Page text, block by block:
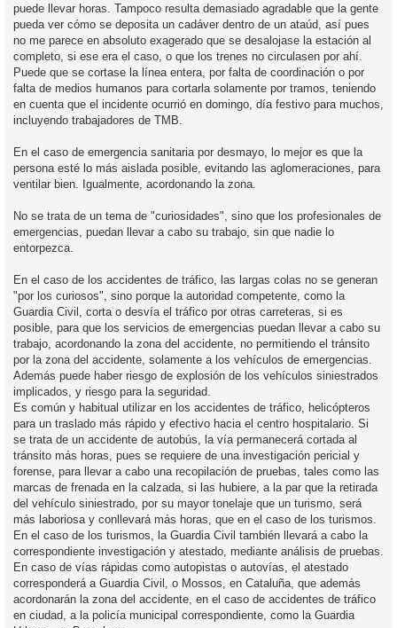
puede llevar horas. Tampoco resulta demasiado agradable que la gente
pueda ver cómo se deposita un cadáver dentro de un ataúd, así pues
no me parece en absoluto exagerado que se desalojase la estación al
completo, si ese era el caso, o que los trenes no circulasen por ahí.
Puede que se cortase la línea entera, por falta de coordinación o por
falta de medios humanos para cortarla solamente por tramos, teniendo
en cuenta que el incidente ocurrió en domingo, día festivo para muchos,
incluyendo trabajadores de TMB.
En el caso de emergencia sanitaria por desmayo, lo mejor es que la
persona esté lo más aislada posible, evitando las aglomeraciones, para
ventilar bien. Igualmente, acordonando la zona.
No se trata de un tema de "curiosidades", sino que los profesionales de
emergencias, puedan llevar a cabo su trabajo, sin que nadie lo
entorpezca.
En el caso de los accidentes de tráfico, las largas colas no se generan
"por los curiosos", sino porque la autoridad competente, como la
Guardia Civil, corta o desvía el tráfico por otras carreteras, si es
posible, para que los servicios de emergencias puedan llevar a cabo su
trabajo, acordonando la zona del accidente, no permitiendo el tránsito
por la zona del accidente, solamente a los vehículos de emergencias.
Además puede haber riesgo de explosión de los vehículos siniestrados
implicados, y riesgo para la seguridad.
Es común y habitual utilizar en los accidentes de tráfico, helicópteros
para un traslado más rápido y efectivo hacia el centro hospitalario. Si
se trata de un accidente de autobús, la vía permanecerá cortada al
tránsito más horas, pues se requiere de una investigación pericial y
forense, para llevar a cabo una recopilación de pruebas, tales como las
marcas de frenada en la calzada, si las hubiere, a la par que la retirada
del vehículo siniestrado, por su mayor tonelaje que un turismo, será
más laboriosa y conllevará más horas, que en el caso de los turismos.
En el caso de los turismos, la Guardia Civil también llevará a cabo la
correspondiente investigación y atestado, mediante análisis de pruebas.
En caso de vías rápidas como autopistas o autovías, el atestado
corresponderá a Guardia Civil, o Mossos, en Cataluña, que además
acordonarán la zona del accidente, en el caso de accidentes de tráfico
en ciudad, a la policía municipal correspondiente, como la Guardia